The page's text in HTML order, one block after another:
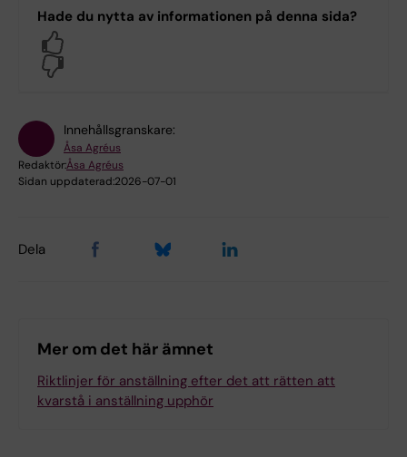
Hade du nytta av informationen på denna sida?
Innehållsgranskare:
Åsa Agréus
Redaktör:Åsa Agréus
Sidan uppdaterad:2026-07-01
Dela
Mer om det här ämnet
Riktlinjer för anställning efter det att rätten att
kvarstå i anställning upphör